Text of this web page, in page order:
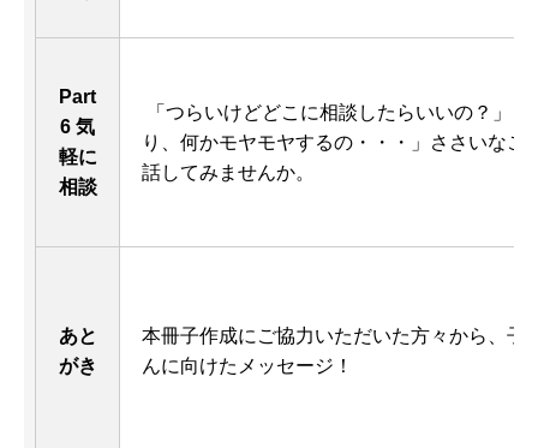
Part
6 気
軽に
相談
「つらいけどどこに相談したらいいの？」「
り、何かモヤモヤするの・・・」ささいなこ
話してみませんか。
あと
がき
本冊子作成にご協力いただいた方々から、子
んに向けたメッセージ！